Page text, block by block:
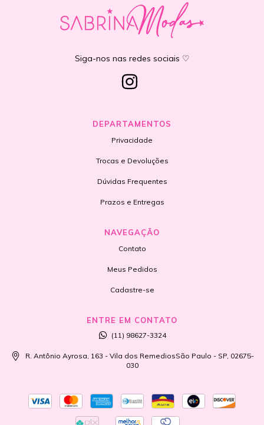
Siga-nos nas redes sociais ♡
DEPARTAMENTOS
Privacidade
Trocas e Devoluções
Dúvidas Frequentes
Prazos e Entregas
NAVEGAÇÃO
Contato
Meus Pedidos
Cadastre-se
ENTRE EM CONTATO
(11) 98627-3324
R. Antônio Ayrosa, 163 - Vila dos RemediosSão Paulo - SP, 02675-
030